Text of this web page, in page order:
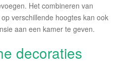
Het combineren van
verschillende hoogtes kan ook
aan een kamer te geven.
decoraties